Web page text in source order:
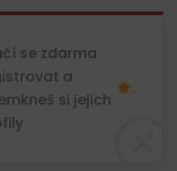
se zdarma
a
si jejich
.